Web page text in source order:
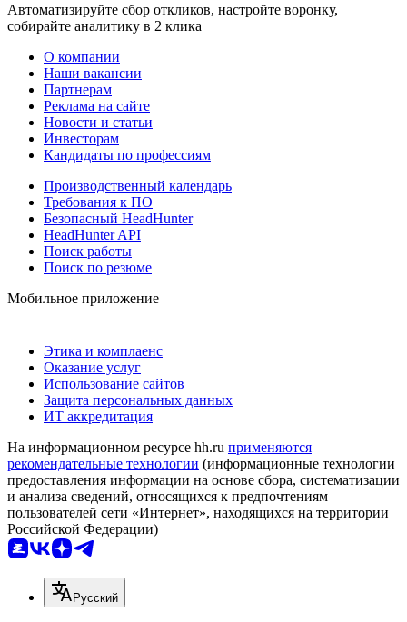
Автоматизируйте сбор откликов, настройте воронку,
собирайте аналитику в 2 клика
О компании
Наши вакансии
Партнерам
Реклама на сайте
Новости и статьи
Инвесторам
Кандидаты по профессиям
Производственный календарь
Требования к ПО
Безопасный HeadHunter
HeadHunter API
Поиск работы
Поиск по резюме
Мобильное приложение
Этика и комплаенс
Оказание услуг
Использование сайтов
Защита персональных данных
ИТ аккредитация
На информационном ресурсе hh.ru применяются
рекомендательные технологии (информационные технологии
предоставления информации на основе сбора, систематизации
и анализа сведений, относящихся к предпочтениям
пользователей сети «Интернет», находящихся на территории
Российской Федерации)
Русский